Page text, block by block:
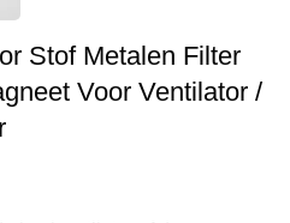
Stof Metalen Filter
Voor Ventilator /